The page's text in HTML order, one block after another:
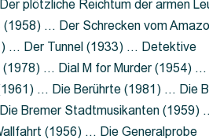
plötzliche Reichtum der armen
… Der Schrecken vom
… Der Tunnel (1933) … Detektive
… Dial M for Murder (1954) …
… Die Berührte (1981) … Die
Bremer Stadtmusikanten (1959)
(1956) … Die Generalprobe